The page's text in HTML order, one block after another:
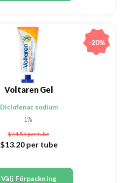
Voltaren Gel
Diclofenac sodium
1%
$44.54per tube
$13.20 per tube
Välj Förpackning
-20%